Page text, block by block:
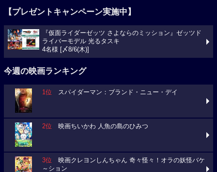
【プレゼントキャンペーン実施中】
『仮面ライダーゼッツ さよならのミッション』ゼッツド
ライバーモデル 光るタスキ
4名様 [〆8/6(木)]
今週の映画ランキング
1位 スパイダーマン：ブランド・ニュー・デイ
2位 映画ちいかわ 人魚の島のひみつ
3位 映画クレヨンしんちゃん 奇々怪々！オラの妖怪バケ
～ション